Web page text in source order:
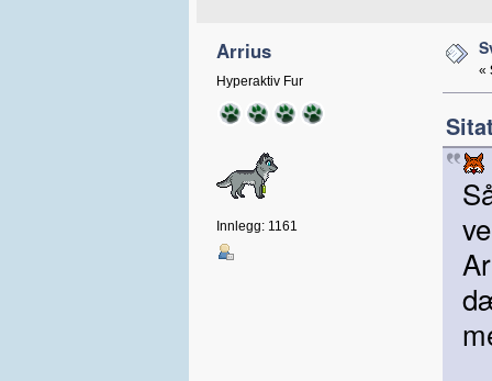
Arrius
Hyperaktiv Fur
Innlegg: 1161
«